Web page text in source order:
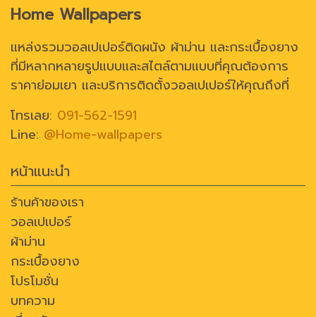
Home Wallpapers
แหล่งรวมวอลเปเปอร์ติดผนัง ผ้าม่าน และกระเบื้องยาง
ที่มีหลากหลายรูปแบบและสไตล์ตามแบบที่คุณต้องการ
ราคาย่อมเยา และบริการติดตั้งวอลเปเปอร์ให้คุณถึงที่
โทรเลย: 091-562-1591
Line: @Home-wallpapers
หน้าแนะนำ
ร้านค้าของเรา
วอลเปเปอร์
ผ้าม่าน
กระเบื้องยาง
โปรโมชั่น
บทความ